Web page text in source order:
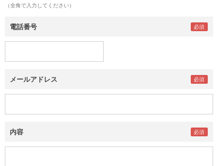
（全角で入力してください）
電話番号
メールアドレス
内容